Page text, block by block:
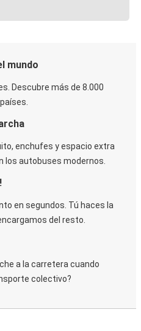
mundo
Descubre más de 8.000
enchufes y espacio extra
los autobuses modernos.
en segundos. Tú haces la
del resto.
a la carretera cuando
colectivo?